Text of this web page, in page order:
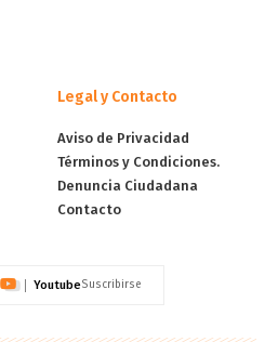
Legal y Contacto
Aviso de Privacidad
Términos y Condiciones.
Denuncia Ciudadana
Contacto
YoutubeSuscribirse